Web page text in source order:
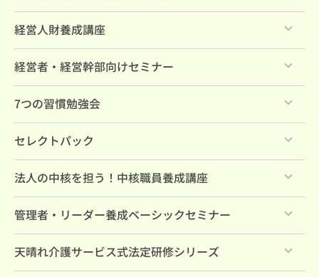
すべて
ライブラリーの使い方（有料会員向け）
ショート動画（1分～10分）
毎月のセミナー・ダイジェスト
天晴れ介護サービスを知るセミナー10選！
社内大学カリキュラム案
経営人財養成講座
すべて
経営者・経営幹部向けセミナー
すべて
7つの習慣勉強会
すべて
セレクトパック
すべて
法人の中核を担う！中核職員養成講座
すべて
事前学習動画（必須）
管理者・リーダー養成ベーシックセミナー
すべて
天晴れ介護サービス式法定研修シリーズ